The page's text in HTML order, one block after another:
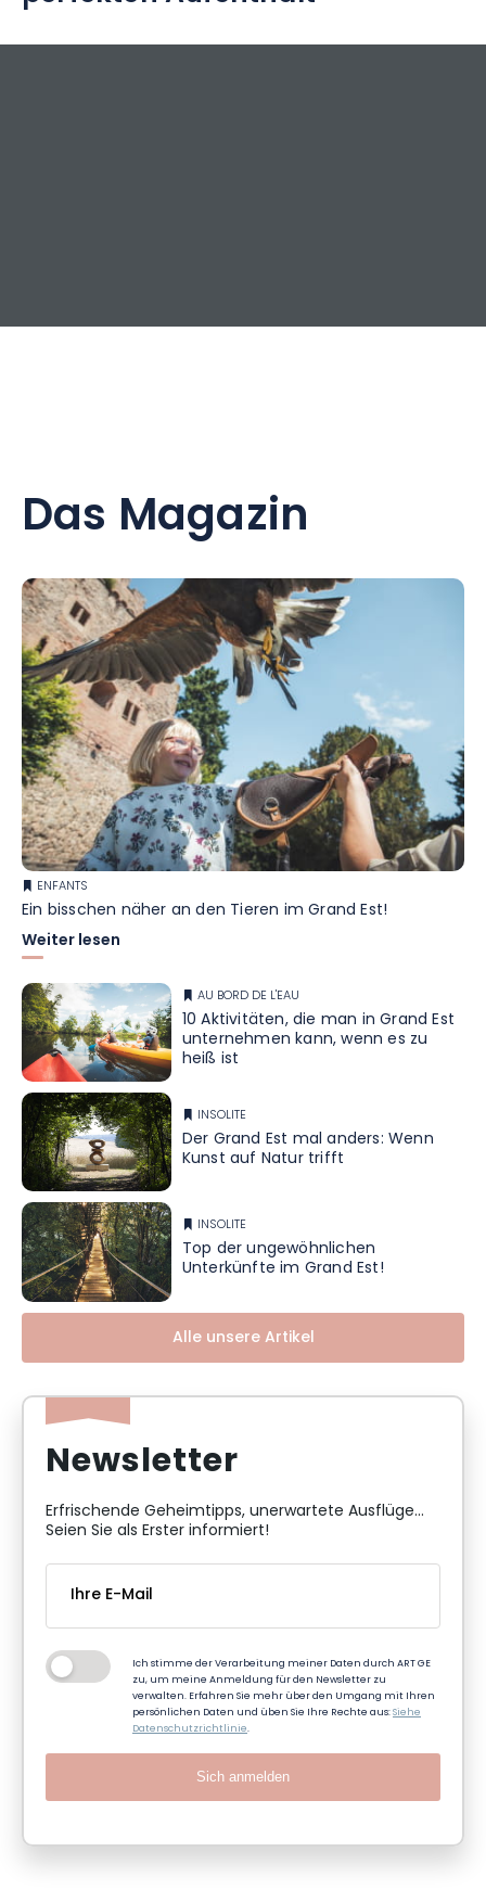
Das Magazin
ENFANTS
Ein bisschen näher an den Tieren im Grand Est!
Weiter lesen
AU BORD DE L'EAU
10 Aktivitäten, die man in Grand Est
unternehmen kann, wenn es zu
heiß ist
INSOLITE
Der Grand Est mal anders: Wenn
Kunst auf Natur trifft
INSOLITE
Top der ungewöhnlichen
Unterkünfte im Grand Est!
Alle unsere Artikel
Newsletter
Erfrischende Geheimtipps, unerwartete Ausflüge...
Seien Sie als Erster informiert!
Ich stimme der Verarbeitung meiner Daten durch ART GE
zu, um meine Anmeldung für den Newsletter zu
verwalten. Erfahren Sie mehr über den Umgang mit Ihren
persönlichen Daten und üben Sie Ihre Rechte aus:Siehe
Datenschutzrichtlinie.
Sich anmelden